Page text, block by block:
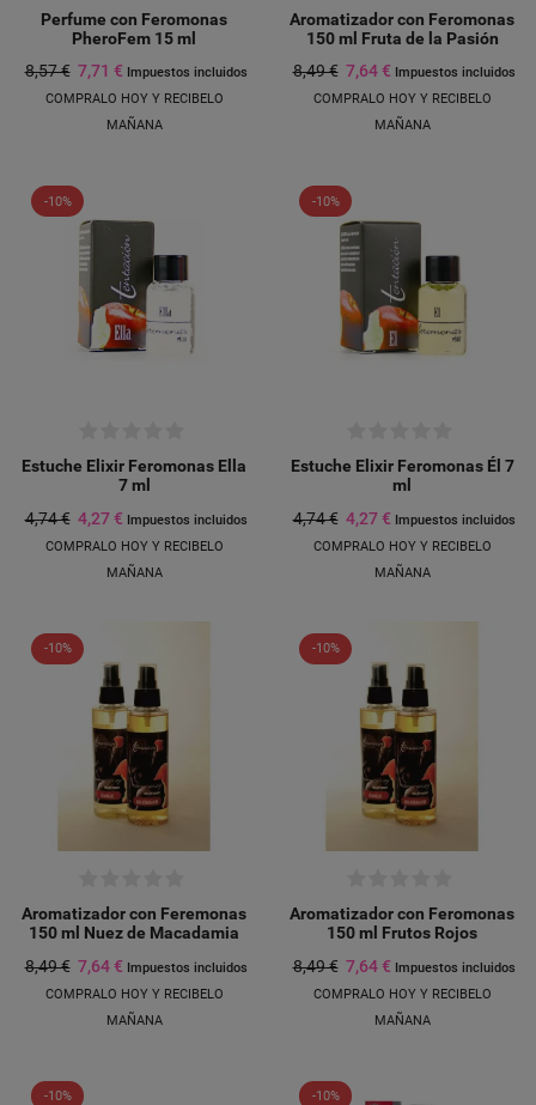
Perfume con Feromonas
PheroFem 15 ml
8,57 € 7,71 € Impuestos incluidos
COMPRALO HOY Y RECIBELO
MAÑANA
Aromatizador con Feromonas
150 ml Fruta de la Pasión
8,49 € 7,64 € Impuestos incluidos
COMPRALO HOY Y RECIBELO
MAÑANA
-10%
Estuche Elixir Feromonas Ella
7 ml
4,74 € 4,27 € Impuestos incluidos
COMPRALO HOY Y RECIBELO
MAÑANA
-10%
Estuche Elixir Feromonas Él 7
ml
4,74 € 4,27 € Impuestos incluidos
COMPRALO HOY Y RECIBELO
MAÑANA
-10%
Aromatizador con Feremonas
150 ml Nuez de Macadamia
8,49 € 7,64 € Impuestos incluidos
COMPRALO HOY Y RECIBELO
MAÑANA
-10%
Aromatizador con Feromonas
150 ml Frutos Rojos
8,49 € 7,64 € Impuestos incluidos
COMPRALO HOY Y RECIBELO
MAÑANA
-10% -10%